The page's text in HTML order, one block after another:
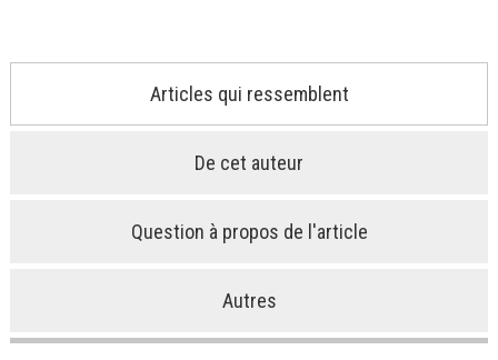
Articles qui ressemblent
De cet auteur
Question à propos de l'article
Autres